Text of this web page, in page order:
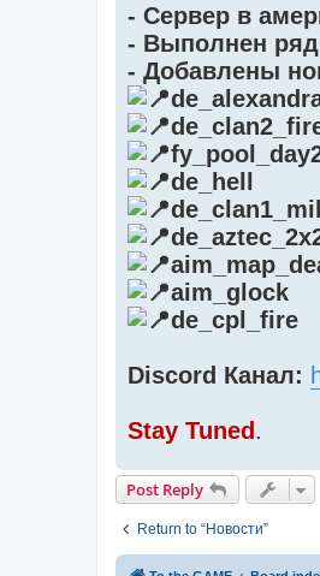
- Сервер в
- Выполнен
- Добавлены
de_hell
aim_glock
de_cpl_fire
Discord Канал:
Stay Tuned.
Post Reply
Return to “Новости”